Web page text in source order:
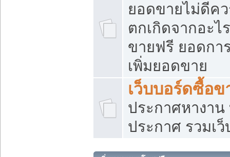
ยอดขายไม่ดีค
ตกเกิดจากอะไ
ขายฟรี ยอดกา
เพิ่มยอดขาย
เว็บบอร์ดซื้อข
ประกาศหางาน
ประกาศ รวมเ